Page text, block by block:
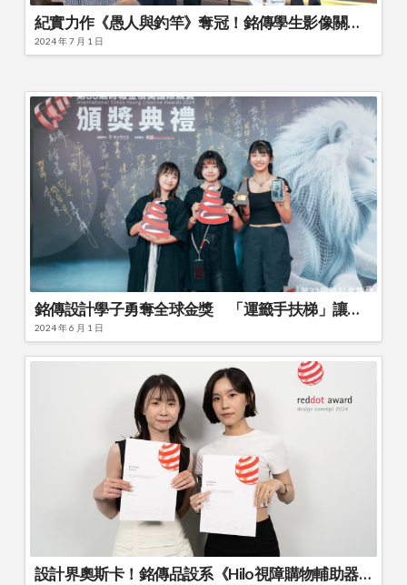
紀實力作《愚人與釣竿》奪冠！銘傳學生影像關懷無家者
2024 年 7 月 1 日
銘傳設計學子勇奪全球金獎 「運籤手扶梯」讓廟宇文化躍上世界舞台
2024 年 6 月 1 日
設計界奧斯卡！銘傳品設系《Hilo視障購物輔助器》榮獲2024德國紅點概念獎